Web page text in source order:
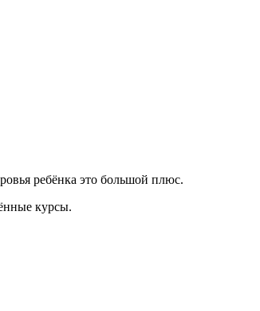
ребёнка это большой плюс.
курсы.